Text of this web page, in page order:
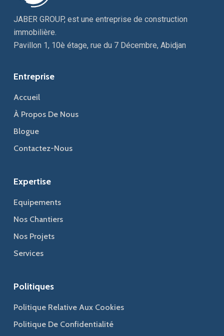
JABER GROUP, est une entreprise de construction
immobilière.
Pavillon 1, 10è étage, rue du 7 Décembre, Abidjan
Entreprise
Accueil
À Propos De Nous
Blogue
Contactez-Nous
Expertise
Equipements
Nos Chantiers
Nos Projets
Services
Politiques
Politique Relative Aux Cookies
Politique De Confidentialité